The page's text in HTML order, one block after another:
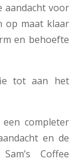
aandacht voor
op maat klaar
en behoefte
tot aan het
completer
en de
Coffee